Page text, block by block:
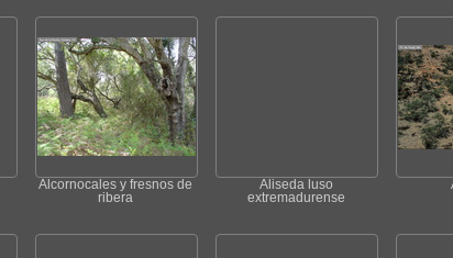
Alcornocales y fresnos de
ribera
Aliseda luso
extremadurense